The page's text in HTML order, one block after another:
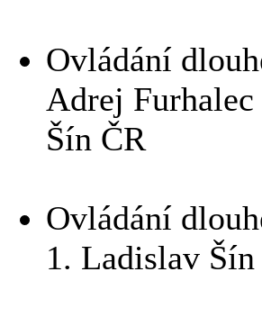
Ovládání
Adrej
Šín ČR
Ovládání
1. Ladislav